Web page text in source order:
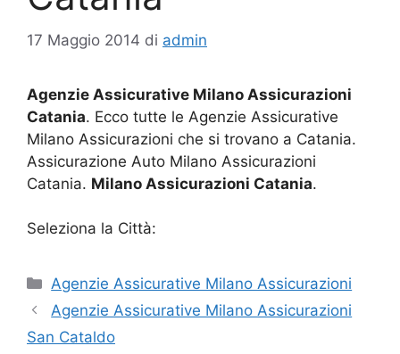
17 Maggio 2014 di admin
Agenzie Assicurative Milano Assicurazioni
Catania. Ecco tutte le Agenzie Assicurative
Milano Assicurazioni che si trovano a Catania.
Assicurazione Auto Milano Assicurazioni
Catania. Milano Assicurazioni Catania.
Seleziona la Città:
Categorie
Agenzie Assicurative Milano Assicurazioni
Agenzie Assicurative Milano Assicurazioni
San Cataldo